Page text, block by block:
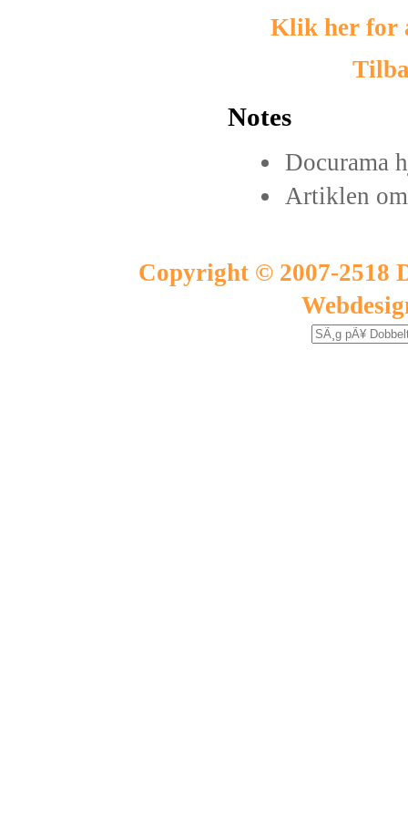
Klik her for
Notes
Docurama
Artiklen
Copyright © 2007-2518